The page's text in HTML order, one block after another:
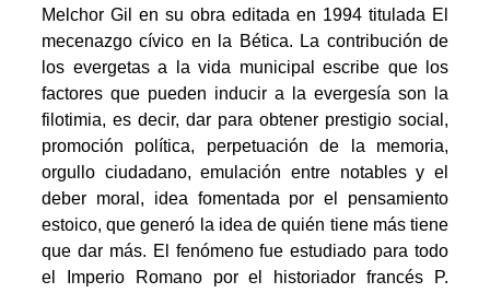
Melchor Gil en su obra editada en 1994 titulada El
mecenazgo cívico en la Bética. La contribución de
los evergetas a la vida municipal escribe que los
factores que pueden inducir a la evergesía son la
filotimia, es decir, dar para obtener prestigio social,
promoción política, perpetuación de la memoria,
orgullo ciudadano, emulación entre notables y el
deber moral, idea fomentada por el pensamiento
estoico, que generó la idea de quién tiene más tiene
que dar más. El fenómeno fue estudiado para todo
el Imperio Romano por el historiador francés P.